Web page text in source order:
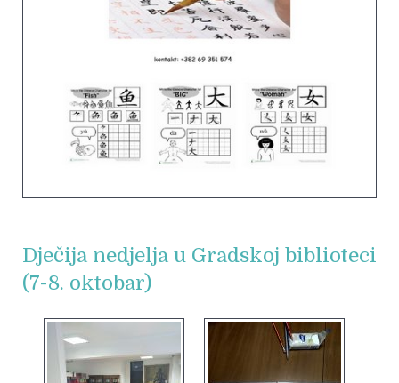
Dječija nedjelja u Gradskoj biblioteci
(7-8. oktobar)